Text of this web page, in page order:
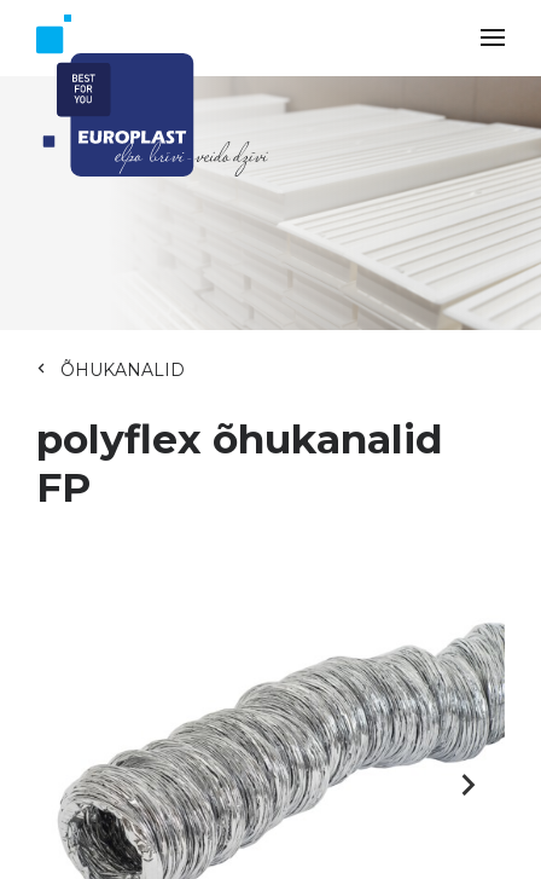
ÕHUKANALID
polyflex õhukanalid
FP